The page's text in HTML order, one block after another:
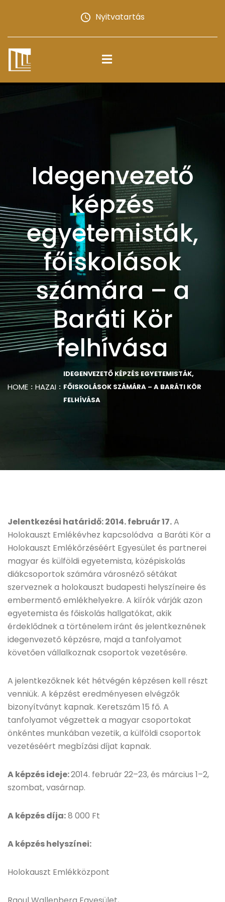
Nyitvatartás
Idegenvezető
képzés
egyetemisták,
főiskolások
számára – a
Baráti Kör
felhívása
HOME HAZAI
IDEGENVEZETŐ KÉPZÉS EGYETEMISTÁK,
FŐISKOLÁSOK SZÁMÁRA – A BARÁTI KÖR
FELHÍVÁSA
Jelentkezési határidő: 2014. február 17.A
Holokauszt Emlékévhez kapcsolódva a Baráti Kör a
Holokauszt Emlékőrzéséért Egyesület és partnerei
magyar és külföldi egyetemista, középiskolás
diákcsoportok számára városnéző sétákat
szerveznek a holokauszt budapesti helyszíneire és
embermentő emlékhelyekre. A kiírók várják azon
egyetemista és főiskolás hallgatókat, akik
érdeklődnek a történelem iránt és jelentkeznének
idegenvezető képzésre, majd a tanfolyamot
követően vállalkoznak csoportok vezetésére.
A jelentkezőknek két hétvégén képzésen kell részt
venniük. A képzést eredményesen elvégzők
bizonyítványt kapnak. Keretszám 15 fő. A
tanfolyamot végzettek a magyar csoportokat
önkéntes munkában vezetik, a külföldi csoportok
vezetéséért megbízási díjat kapnak.
A képzés ideje:2014. február 22–23, és március 1–2,
szombat, vasárnap.
A képzés díja:8 000 Ft
A képzés helyszínei:
Holokauszt Emlékközpont